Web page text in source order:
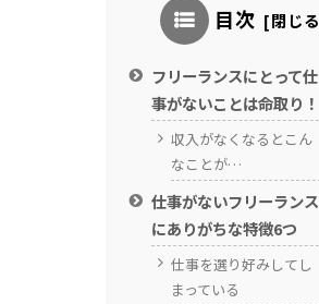
目次
フリーランスにとって仕
事がないことは命取り！
収入がなくなるとこん
なことが…
仕事がないフリーランス
にありがちな特徴6つ
仕事を選り好みしてし
まっている